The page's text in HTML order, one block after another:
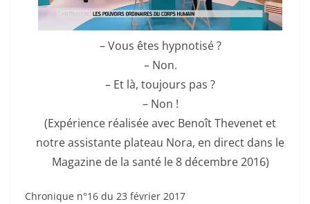
– Vous êtes hypnotisé ?
– Non.
– Et là, toujours pas ?
– Non !
(Expérience réalisée avec Benoît Thevenet et
notre assistante plateau Nora, en direct dans le
Magazine de la santé le 8 décembre 2016)
Chronique n°16 du 23 février 2017